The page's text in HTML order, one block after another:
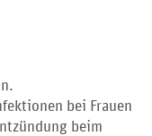
bei Frauen
beim